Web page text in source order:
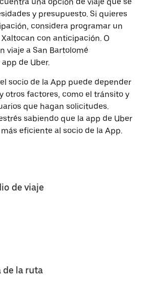
y presupuesto. Si quieres
considera programar un
con anticipación. O
viaje a San Bartolomé
de Uber.
socio de la App puede depender
otros factores, como el tránsito y
que hagan solicitudes.
sabiendo que la app de Uber
eficiente al socio de la App.
de viaje
de la ruta